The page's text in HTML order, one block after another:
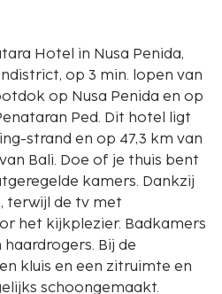
Hotel in Nusa Penida,
op 3 min. lopen van
op Nusa Penida en op
Ped. Dit hotel ligt
strand en op 47,3 km van
Bali. Doe of je thuis bent
kamers. Dankzij
terwijl de tv met
het kijkplezier. Badkamers
Bij de
kluis en een zitruimte en
schoongemaakt.